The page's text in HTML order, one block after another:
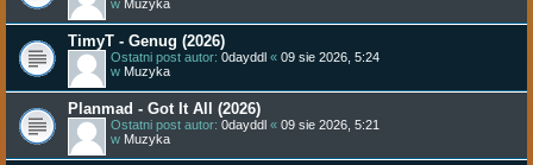
w Muzyka
TimyT - Genug (2026)
Ostatni post autor: 0dayddl « 09 sie 2026, 5:24
w Muzyka
Planmad - Got It All (2026)
Ostatni post autor: 0dayddl « 09 sie 2026, 5:21
w Muzyka